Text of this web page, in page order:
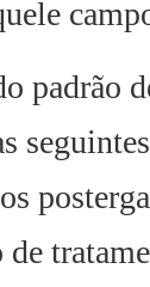
padrão